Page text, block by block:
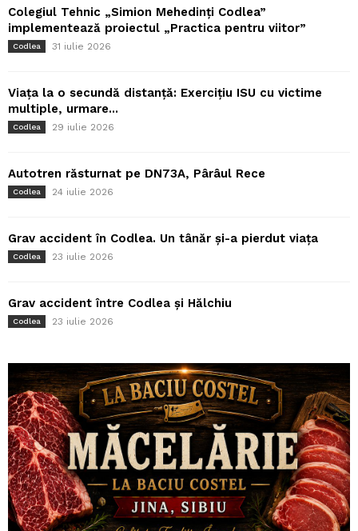
Colegiul Tehnic „Simion Mehedinți Codlea”
implementează proiectul „Practica pentru viitor”
Codlea 31 iulie 2026
Viața la o secundă distanță: Exercițiu ISU cu victime
multiple, urmare...
Codlea 29 iulie 2026
Autotren răsturnat pe DN73A, Pârâul Rece
Codlea 24 iulie 2026
Grav accident în Codlea. Un tânăr și-a pierdut viața
Codlea 23 iulie 2026
Grav accident între Codlea și Hălchiu
Codlea 23 iulie 2026